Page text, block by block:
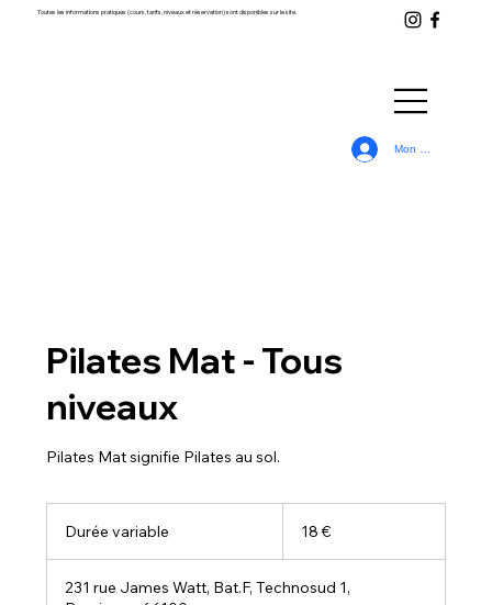
Toutes les informations pratiques (cours, tarifs, niveaux et réservation) sont disponibles sur le site.
Mon Compte
Pilates Mat - Tous
niveaux
Pilates Mat signifie Pilates au sol.
Durée variable
é
18 €
231 rue James Watt, Bat.F, Technosud 1,